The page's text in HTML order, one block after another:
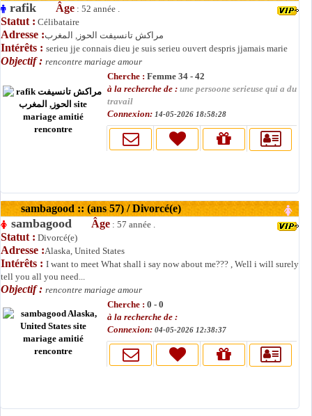
rafik Âge : 52 année .
Statut : Célibataire
Adresse :مراكش تانسيفت الحوز, المغرب
Intérêts : serieu jje connais dieu je suis serieu ouvert despris jjamais marie
Objectif : rencontre mariage amour
Cherche : Femme 34 - 42
à la recherche de : une persoone serieuse qui a du
travail
Connexion: 14-05-2026 18:58:28
sambagood :: (ans 57) / Divorcé(e)
sambagood Âge : 57 année .
Statut : Divorcé(e)
Adresse :Alaska, United States
Intérêts : I want to meet What shall i say now about me??? , Well i will surely
tell you all you need...
Objectif : rencontre mariage amour
Cherche : 0 - 0
à la recherche de :
Connexion: 04-05-2026 12:38:37